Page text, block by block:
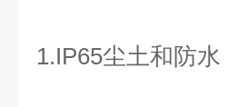
1.IP65尘土和防水